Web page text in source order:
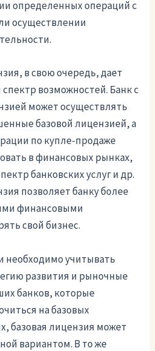
определенных операций с
осуществлении
в свою очередь, дает
возможностей. Банк с
может осуществлять
базовой лицензией, а
по купле-продаже
в финансовых рынках,
банковских услуг и др.
позволяет банку более
финансовыми
свой бизнес.
необходимо учитывать
развития и рыночные
банков, которые
на базовых
базовая лицензия может
вариантом. В то же